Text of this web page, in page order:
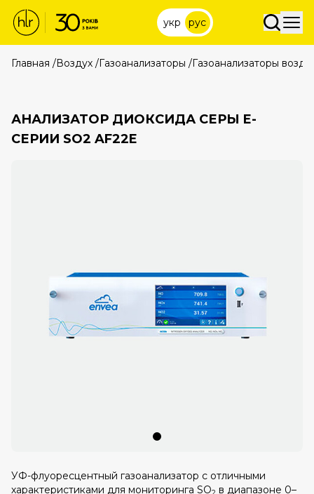
укр рус
Главная /Воздух /Газоанализаторы /Газоанализаторы
АНАЛИЗАТОР ДИОКСИДА СЕРЫ E-
СЕРИИ SO2 AF22E
УФ-флуоресцентный газоанализатор с отличными
характеристиками для мониторинга SO
в диапазоне 0–